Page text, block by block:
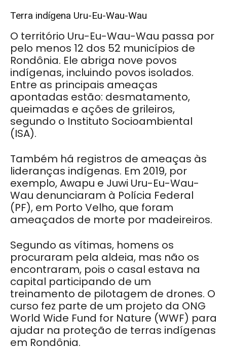
Terra indígena Uru-Eu-Wau-Wau
O território Uru-Eu-Wau-Wau passa por
pelo menos 12 dos 52 municípios de
Rondônia. Ele abriga nove povos
indígenas, incluindo povos isolados.
Entre as principais ameaças
apontadas estão: desmatamento,
queimadas e ações de grileiros,
segundo o Instituto Socioambiental
(ISA).
Também há registros de ameaças às
lideranças indígenas. Em 2019, por
exemplo, Awapu e Juwi Uru-Eu-Wau-
Wau denunciaram à Polícia Federal
(PF), em Porto Velho, que foram
ameaçados de morte por madeireiros.
Segundo as vítimas, homens os
procuraram pela aldeia, mas não os
encontraram, pois o casal estava na
capital participando de um
treinamento de pilotagem de drones. O
curso fez parte de um projeto da ONG
World Wide Fund for Nature (WWF) para
ajudar na proteção de terras indígenas
em Rondônia.